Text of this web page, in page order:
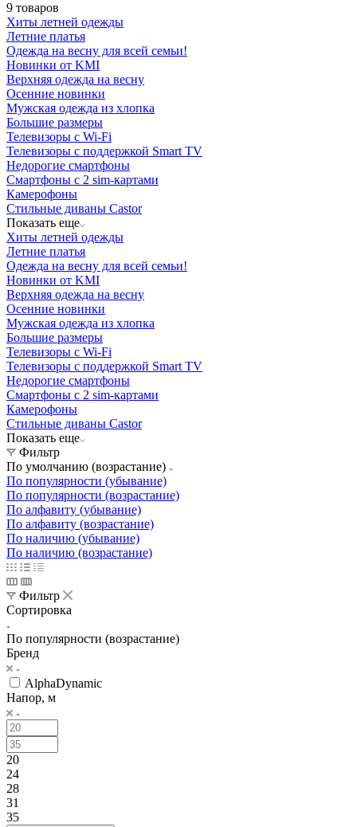
9 товаров
Хиты летней одежды
Летние платья
Одежда на весну для всей семьи!
Новинки от KMI
Верхняя одежда на весну
Осенние новинки
Мужская одежда из хлопка
Большие размеры
Телевизоры с Wi-Fi
Телевизоры с поддержкой Smart TV
Недорогие смартфоны
Смартфоны с 2 sim-картами
Камерофоны
Стильные диваны Castor
Показать еще
Хиты летней одежды
Летние платья
Одежда на весну для всей семьи!
Новинки от KMI
Верхняя одежда на весну
Осенние новинки
Мужская одежда из хлопка
Большие размеры
Телевизоры с Wi-Fi
Телевизоры с поддержкой Smart TV
Недорогие смартфоны
Смартфоны с 2 sim-картами
Камерофоны
Стильные диваны Castor
Показать еще
Фильтр
По умолчанию (возрастание)
По популярности (убывание)
По популярности (возрастание)
По алфавиту (убывание)
По алфавиту (возрастание)
По наличию (убывание)
По наличию (возрастание)
Фильтр
Сортировка
По популярности (возрастание)
Бренд
AlphaDynamic
Напор, м
20
24
28
31
35